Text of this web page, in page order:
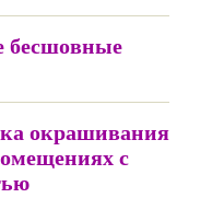
бесшовные
окрашивания
с